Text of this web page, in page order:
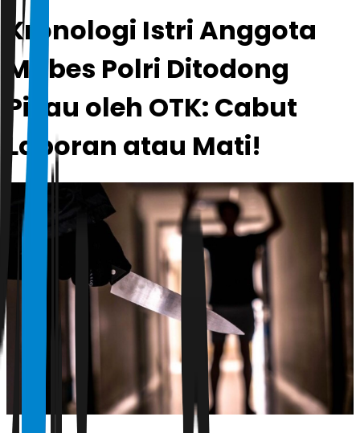
Kronologi Istri Anggota
Mabes Polri Ditodong
Pisau oleh OTK: Cabut
Laporan atau Mati!